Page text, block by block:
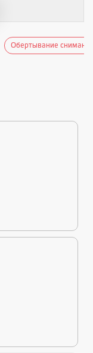
Обертывание